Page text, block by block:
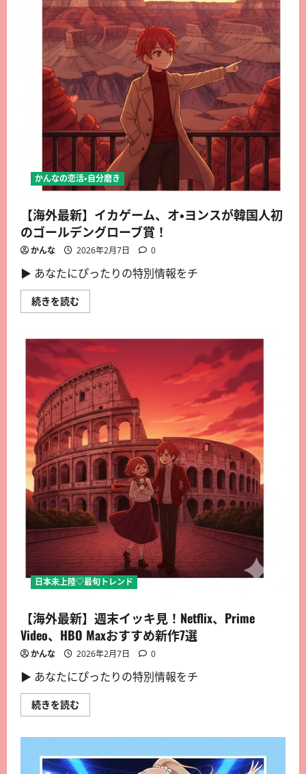
かんなの恋活・自分磨き
【海外最新】イカゲーム、オ・ヨンスが韓国人初
のゴールデングローブ賞！
かんな 2026年2月7日 0
▶︎ あなたにぴったりの特別情報をチ
続きを読む
日本未上陸♡最旬トレンド
【海外最新】週末イッキ見！Netflix、Prime
Video、HBO Maxおすすめ新作7選
かんな 2026年2月7日 0
▶︎ あなたにぴったりの特別情報をチ
続きを読む